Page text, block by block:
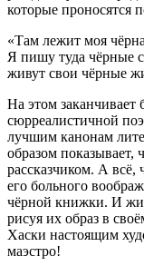
которые проносятся
«Там лежит моя
Я пишу туда чёрные
живут свои чёрные
На этом заканчивает
сюрреалистичной
лучшим канонам
образом показывает,
рассказчиком. А
его больного
чёрной книжки. И
рисуя их образ в
Хаски настоящим
маэстро!